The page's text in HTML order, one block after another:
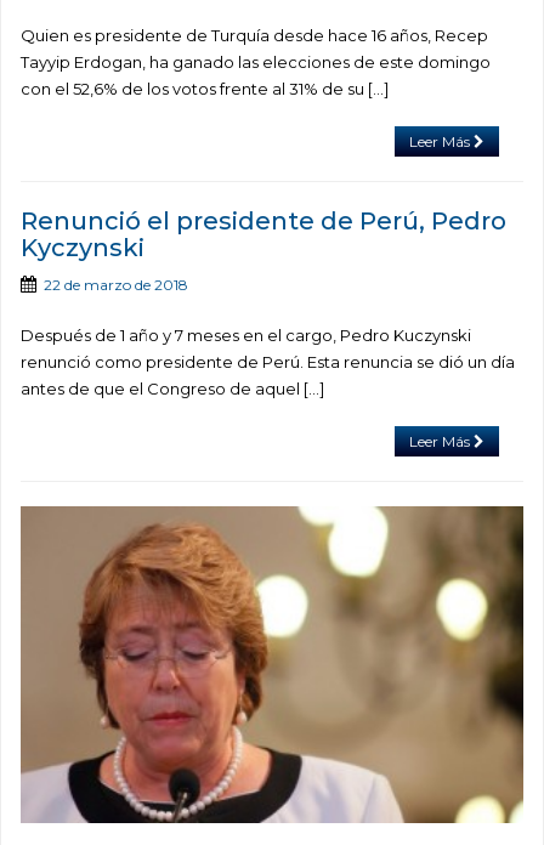
Quien es presidente de Turquía desde hace 16 años, Recep
Tayyip Erdogan, ha ganado las elecciones de este domingo
con el 52,6% de los votos frente al 31% de su […]
Leer Más
Renunció el presidente de Perú, Pedro
Kyczynski
22 de marzo de 2018
Después de 1 año y 7 meses en el cargo, Pedro Kuczynski
renunció como presidente de Perú. Esta renuncia se dió un día
antes de que el Congreso de aquel […]
Leer Más